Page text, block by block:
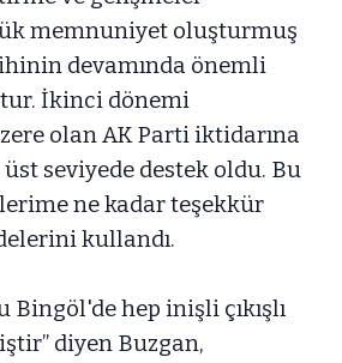
memnuniyet oluşturmuş
devamında önemli
İkinci dönemi
olan AK Parti iktidarına
seviyede destek oldu. Bu
ne kadar teşekkür
kullandı.
Bingöl'de hep inişli çıkışlı
diyen Buzgan,